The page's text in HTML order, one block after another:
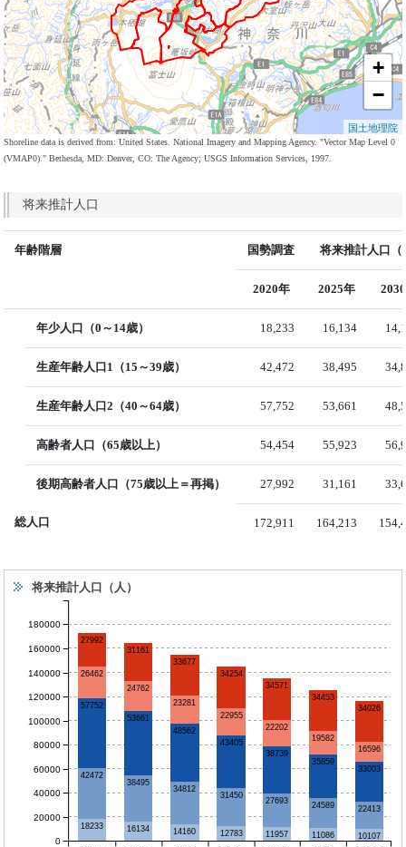
+
−
国土地理院
Shoreline data is derived from: United States. National Imagery and Mapping Agency. "Vector Map Level 0
(VMAP0)." Bethesda, MD: Denver, CO: The Agency; USGS Information Services, 1997.
将来推計人口
年齢階層 国勢調査 将来推計人口（
2020年 2025年
年少人口（0～14歳） 18,233 16,134
生産年齢人口1（15～39歳） 42,472 38,495
生産年齢人口2（40～64歳） 57,752 53,661
高齢者人口（65歳以上） 54,454 55,923
後期高齢者人口（75歳以上＝再掲） 27,992 31,161
総人口 172,911 164,213
将来推計人口（人）
18233 16134 14160 12783 11957 11086 10107
42472
38495
34812
31450
27693
24589 22413
57752
53661
48562
43405
38739
35859
33003
26462
24762
23281
22955
22202
19582
16596
27992
31161
33677
34254
34571
34453
34026
0
20000
40000
60000
80000
100000
120000
140000
160000
180000